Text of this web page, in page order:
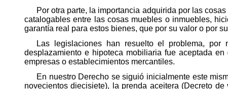
Por otra parte, la importancia adquirida por las
catalogables entre las cosas muebles o inmuebles,
garantía real para estos bienes, que por su valor o por
Las legislaciones han resuelto el problema,
desplazamiento e hipoteca mobiliaria fue aceptada
empresas o establecimientos mercantiles.
En nuestro Derecho se siguió inicialmente este
novecientos diecisiete), la prenda aceitera (Decreto